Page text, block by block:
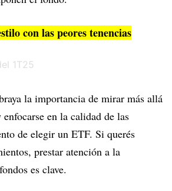
con las peores tenencias
la importancia de mirar más allá
en la calidad de las
de elegir un ETF. Si querés
prestar atención a la
es clave.